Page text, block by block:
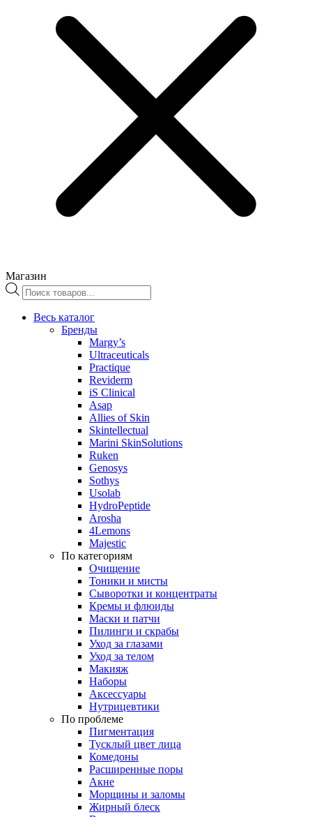
Магазин
Поиск
товаров
Весь каталог
Бренды
Margy’s
Ultraceuticals
Practique
Reviderm
iS Clinical
Asap
Allies of Skin
Skintellectual
Marini SkinSolutions
Ruken
Genosys
Sothys
Usolab
HydroPeptide
Arosha
4Lemons
Majestic
По категориям
Очищение
Тоники и мисты
Сыворотки и концентраты
Кремы и флюиды
Маски и патчи
Пилинги и скрабы
Уход за глазами
Уход за телом
Макияж
Наборы
Аксессуары
Нутрицевтики
По проблеме
Пигментация
Тусклый цвет лица
Комедоны
Расширенные поры
Акне
Морщины и заломы
Жирный блеск